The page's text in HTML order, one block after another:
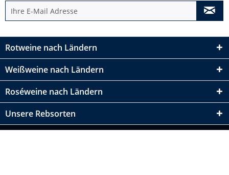
Rotweine nach Ländern
Weißweine nach Ländern
Roséweine nach Ländern
Unsere Rebsorten